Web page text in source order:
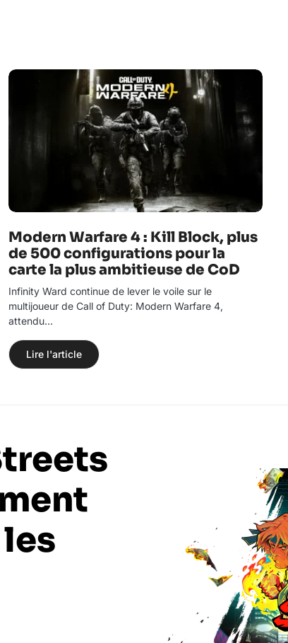
Modern Warfare 4 : Kill Block, plus
de 500 configurations pour la
carte la plus ambitieuse de CoD
Infinity Ward continue de lever le voile sur le
multijoueur de Call of Duty: Modern Warfare 4,
attendu…
Lire l'article